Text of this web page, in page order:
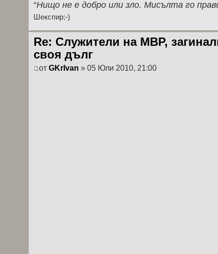
“Нищо не е добро или зло. Мисълта го
Шекспир;-)
Re: Служители на МВР,
своя дълг
от GKrIvan » 05 Юли 2010, 21:00